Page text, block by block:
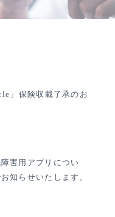
」保険収載了承のお
害用アプリについ
知らせいたします。